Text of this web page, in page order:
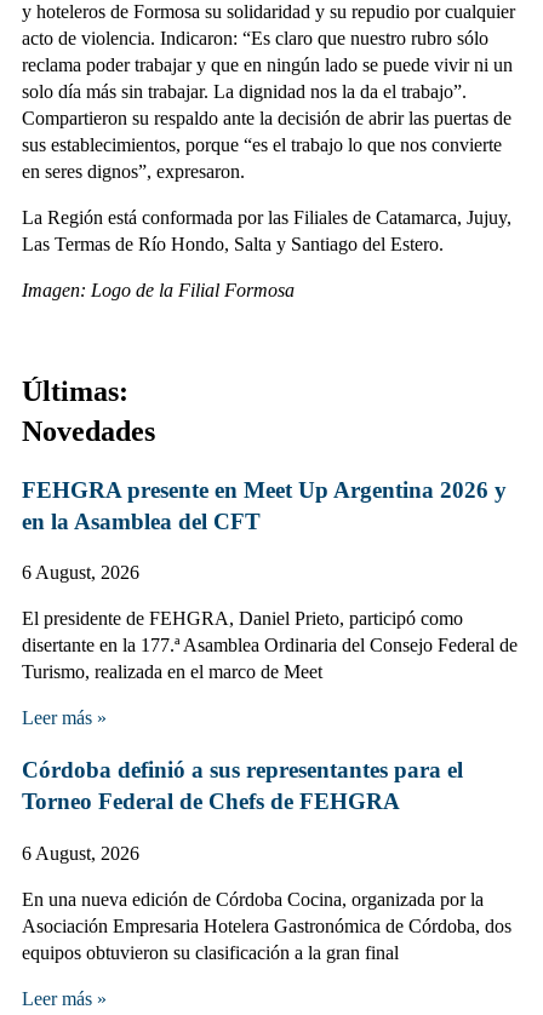
y hoteleros de Formosa su solidaridad y su repudio por cualquier
acto de violencia. Indicaron: “Es claro que nuestro rubro sólo
reclama poder trabajar y que en ningún lado se puede vivir ni un
solo día más sin trabajar. La dignidad nos la da el trabajo”.
Compartieron su respaldo ante la decisión de abrir las puertas de
sus establecimientos, porque “es el trabajo lo que nos convierte
en seres dignos”, expresaron.
La Región está conformada por las Filiales de Catamarca, Jujuy,
Las Termas de Río Hondo, Salta y Santiago del Estero.
Imagen: Logo de la Filial Formosa
Últimas:
Novedades
FEHGRA presente en Meet Up Argentina 2026 y
en la Asamblea del CFT
6 August, 2026
El presidente de FEHGRA, Daniel Prieto, participó como
disertante en la 177.ª Asamblea Ordinaria del Consejo Federal de
Turismo, realizada en el marco de Meet
Leer más »
Córdoba definió a sus representantes para el
Torneo Federal de Chefs de FEHGRA
6 August, 2026
En una nueva edición de Córdoba Cocina, organizada por la
Asociación Empresaria Hotelera Gastronómica de Córdoba, dos
equipos obtuvieron su clasificación a la gran final
Leer más »